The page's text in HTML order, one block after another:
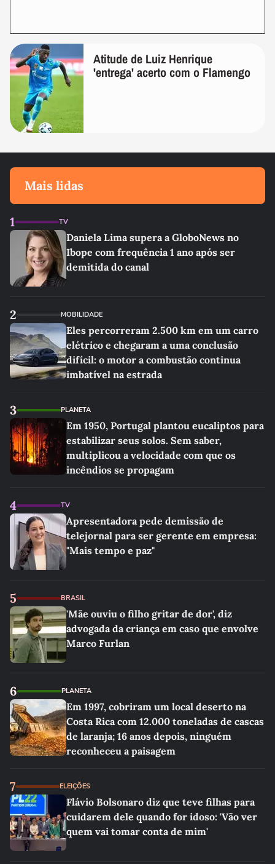
Atitude de Luiz Henrique
'entrega' acerto com o Flamengo
Mais lidas
1 TV
Daniela Lima supera a GloboNews no
Ibope com frequência 1 ano após ser
demitida do canal
2 MOBILIDADE
Eles percorreram 2.500 km em um carro
elétrico e chegaram a uma conclusão
difícil: o motor a combustão continua
imbatível na estrada
3 PLANETA
Em 1950, Portugal plantou eucaliptos para
estabilizar seus solos. Sem saber,
multiplicou a velocidade com que os
incêndios se propagam
4 TV
Apresentadora pede demissão de
telejornal para ser gerente em empresa:
"Mais tempo e paz"
5 BRASIL
'Mãe ouviu o filho gritar de dor', diz
advogada da criança em caso que envolve
Marco Furlan
6 PLANETA
Em 1997, cobriram um local deserto na
Costa Rica com 12.000 toneladas de cascas
de laranja; 16 anos depois, ninguém
reconheceu a paisagem
7 ELEIÇÕES
Flávio Bolsonaro diz que teve filhas para
cuidarem dele quando for idoso: 'Vão ver
quem vai tomar conta de mim'